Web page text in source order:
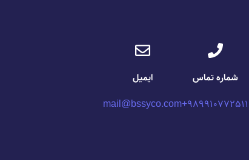
شماره تماس
989910772511+
ایمیل
mail@bssyco.com